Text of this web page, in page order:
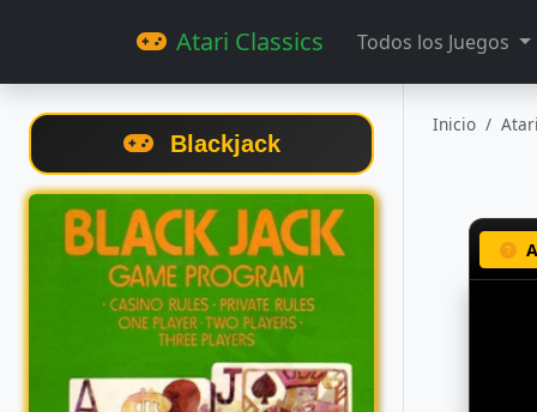
Atari Classics Todos los Juegos
Blackjack
Inicio